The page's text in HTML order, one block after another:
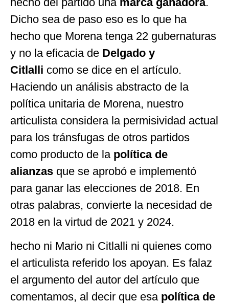
Dicho sea de paso eso es lo que ha
hecho que Morena tenga 22 gubernaturas
y no la eficacia de Delgado y
Citlalli como se dice en el artículo.
Haciendo un análisis abstracto de la
política unitaria de Morena, nuestro
articulista considera la permisividad actual
para los tránsfugas de otros partidos
como producto de la política de
alianzas que se aprobó e implementó
para ganar las elecciones de 2018. En
otras palabras, convierte la necesidad de
2018 en la virtud de 2021 y 2024.
hecho ni Mario ni Citlalli ni quienes como
el articulista referido los apoyan. Es falaz
el argumento del autor del artículo que
comentamos, al decir que esa política de